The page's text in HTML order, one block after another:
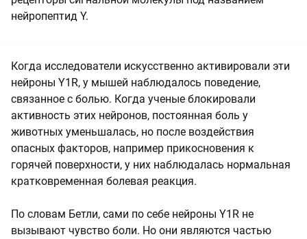
нейропептид Y.
Когда исследователи искусственно активировали эти
нейроны Y1R, у мышей наблюдалось поведение,
связанное с болью. Когда ученые блокировали
активность этих нейронов, постоянная боль у
животных уменьшалась, но после воздействия
опасных факторов, например прикосновения к
горячей поверхности, у них наблюдалась нормальная
кратковременная болевая реакция.
По словам Бетли, сами по себе нейроны Y1R не
вызывают чувство боли. Но они являются частью